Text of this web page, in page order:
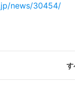
news/30454/
す